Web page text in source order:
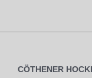
CÖTHENER